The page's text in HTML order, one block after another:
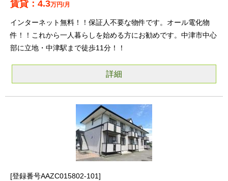
4.3万円/月
インターネット無料！！保証人不要な物件です。オール電化物
件！！これから一人暮らしを始める方にお勧めです。中津市中心
部に立地・中津駅まで徒歩11分！！
詳細
登録番号AAZC015802-101